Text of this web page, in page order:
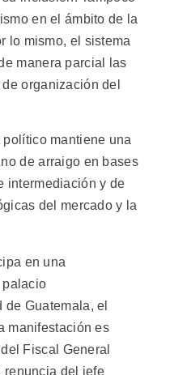
en el ámbito de la
lo mismo, el sistema
manera parcial las
organización del
mantiene una
de arraigo en bases
intermediación y de
del mercado y la